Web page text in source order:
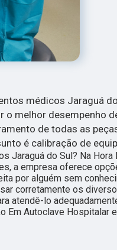
médicos Jaraguá
melhor desempenho
de todas as
é calibração de
Jaraguá do Sul? Na Hora
a empresa oferece
por alguém sem
corretamente os
atendê-lo
Autoclave Hospitalar